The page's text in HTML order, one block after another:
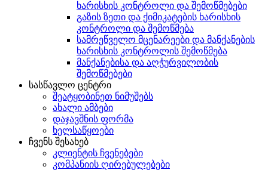
ხარისხის კონტროლი და შემოწმებები
გაზის ზეთი და ქიმიკატების ხარისხის
კონტროლი და შემოწმება
სამრეწველო მცენარეები და მანქანების
ხარისხის კონტროლის შემოწმება
მანქანებისა და აღჭურვილობის
შემოწმებები
სასწავლო ცენტრი
შეატყობინეთ ნიმუშებს
ახალი ამბები
დაჯავშნის ფორმა
ხელსაწყოები
ჩვენს შესახებ
კლიენტის ჩვენებები
კომპანიის ღირებულებები